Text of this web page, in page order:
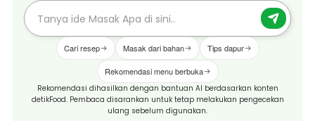
Cari resep Masak dari bahan Tips dapur
Rekomendasi menu berbuka
Rekomendasi dihasilkan dengan bantuan AI berdasarkan konten
detikFood. Pembaca disarankan untuk tetap melakukan pengecekan
ulang sebelum digunakan.